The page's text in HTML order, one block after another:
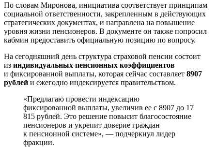
По словам Миронова, инициатива соответствует принципам
социальной ответственности, закрепленным в действующих
стратегических документах, и направлена на повышение
уровня жизни пенсионеров. В документе он также попросил
кабмин предоставить официальную позицию по вопросу.
На сегодняшний день структура страховой пенсии состоит
из индивидуальных пенсионных коэффициентов
и фиксированной выплаты, которая сейчас составляет 8907
рублей и ежегодно индексируется правительством.
«Предлагаю провести индексацию
фиксированной выплаты, увеличив ее с 8907 до 17
815 рублей. Это решение повысит благосостояние
пенсионеров и укрепит доверие граждан
к пенсионной системе», — подчеркнул лидер
фракции.